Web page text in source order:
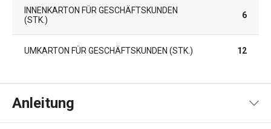
INNENKARTON FÜR GESCHÄFTSKUNDEN
(STK.)
6
UMKARTON FÜR GESCHÄFTSKUNDEN (STK.) 12
Anleitung